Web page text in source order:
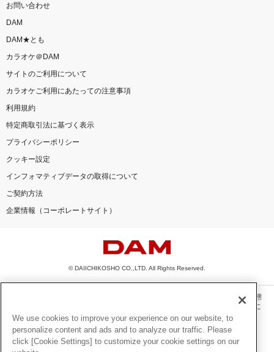
お問い合わせ
DAM
DAM★とも
カラオケ＠DAM
サイトのご利用について
カラオケご利用にあたっての注意事項
利用規約
特定商取引法に基づく表示
プライバシーポリシー
クッキー設定
インフォマティブデータの取得について
ご契約方法
企業情報（コーポレートサイト）
© DAIICHIKOSHO CO.,LTD. All Rights Reserved.
このサイトに掲載されている一切の文章・画像・写真・動画・音声等を、手段や形態
を問わず、著作権法の定める範囲を超えて無断で複製、転載、ファイル化などするこ
とを禁じます。
楽曲及びコンテンツは、機種によりご利用いただけない場合があります。
楽曲及びコンテンツの配信日、配信内容が変更になる場合があります。
We use cookies to improve your experience on our website, to
personalize content and ads and to analyze our traffic. Please
click [Cookie Settings] to customize your cookie settings on our